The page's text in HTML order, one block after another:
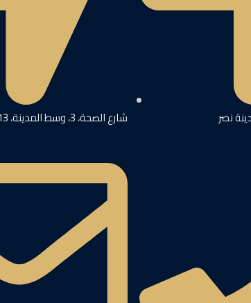
شارع الصحة، 3، وسط المدينة، 28013 مدريد